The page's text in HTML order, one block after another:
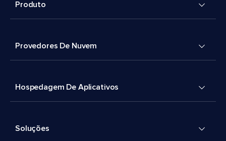
Produto
Provedores De Nuvem
Hospedagem De Aplicativos
Soluções